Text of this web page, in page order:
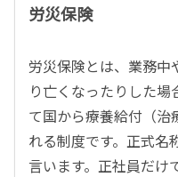
労災保険
労災保険とは、業務中
り亡くなったりした
て国から療養給付（治
れる制度です。正式名
言います。正社員だけ